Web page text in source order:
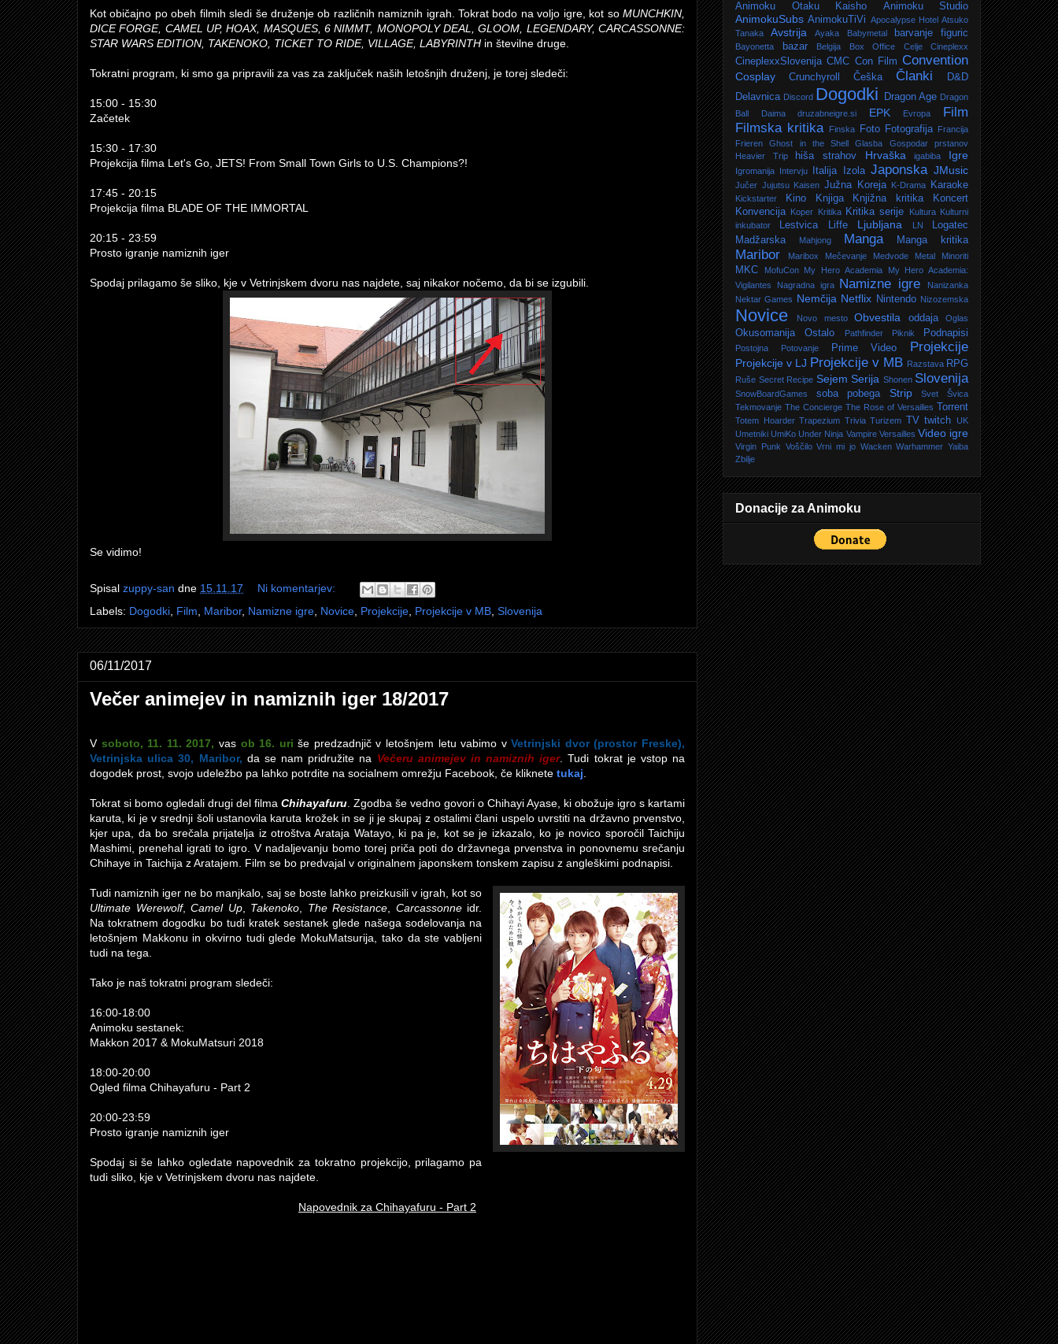
Kot običajno po obeh filmih sledi še druženje ob različnih namiznih igrah. Tokrat bodo na voljo igre, kot so MUNCHKIN,
DICE FORGE, CAMEL UP, HOAX, MASQUES, 6 NIMMT, MONOPOLY DEAL, GLOOM, LEGENDARY, CARCASSONNE:
STAR WARS EDITION, TAKENOKO, TICKET TO RIDE, VILLAGE, LABYRINTH in številne druge.
Tokratni program, ki smo ga pripravili za vas za zaključek naših letošnjih druženj, je torej sledeči:
15:00 - 15:30
Začetek
15:30 - 17:30
Projekcija filma Let's Go, JETS! From Small Town Girls to U.S. Champions?!
17:45 - 20:15
Projekcija filma BLADE OF THE IMMORTAL
20:15 - 23:59
Prosto igranje namiznih iger
Spodaj prilagamo še sliko, kje v Vetrinjskem dvoru nas najdete, saj nikakor nočemo, da bi se izgubili.
Se vidimo!
Spisal zuppy-san dne 15.11.17
Ni komentarjev:
Labels: Dogodki Film Maribor, Namizne igre Novice Projekcije Projekcije v MB Slovenija
06/11/2017
Večer animejev in namiznih iger 18/2017
V soboto, 11. 11. 2017, vas ob 16. uri še predzadnjič v letošnjem letu vabimo vVetrinjski dvor (prostor Freske),
Vetrinjska ulica 30, Maribor, da se nam pridružite na Večeru animejev in namiznih iger. Tudi tokrat je vstop na
dogodek prost, svojo udeležbo pa lahko potrdite na socialnem omrežju Facebook, če kliknete tukaj
Tokrat si bomo ogledali drugi del filma Chihayafuru . Zgodba še vedno govori o Chihayi Ayase, ki obožuje igro s kartami
karuta, ki je v srednji šoli ustanovila karuta krožek in se ji je skupaj z ostalimi člani uspelo uvrstiti na državno prvenstvo,
kjer upa, da bo srečala prijatelja iz otroštva Arataja Watayo, ki pa je, kot se je izkazalo, ko je novico sporočil Taichiju
Mashimi, prenehal igrati to igro. V nadaljevanju bomo torej priča poti do državnega prvenstva in ponovnemu srečanju
Chihaye in Taichija z Aratajem. Film se bo predvajal v originalnem japonskem tonskem zapisu z angleškimi podnapisi.
Tudi namiznih iger ne bo manjkalo, saj se boste lahko preizkusili v igrah, kot so
Ultimate Werewolf, Camel Up, Takenoko The Resistance Carcassonneidr.
Na tokratnem dogodku bo tudi kratek sestanek glede našega sodelovanja na
letošnjem Makkonu in okvirno tudi glede MokuMatsurija, tako da ste vabljeni
tudi na tega.
Tako je naš tokratni program sledeči:
16:00-18:00
Animoku sestanek:
Makkon 2017 & MokuMatsuri 2018
18:00-20:00
Ogled filma Chihayafuru - Part 2
20:00-23:59
Prosto igranje namiznih iger
Spodaj si še lahko ogledate napovednik za tokratno projekcijo, prilagamo pa
tudi sliko, kje v Vetrinjskem dvoru nas najdete.
Napovednik za Chihayafuru - Part 2
Animoku Otaku Kaisho Animoku Studio
AnimokuSubs AnimokuTiVi Apocalypse Hotel Atsuko
Tanaka
Avstrija Ayaka Babymetal barvanje figuric
Bayonetta bazar Belgija Box Office Celje Cineplexx
CineplexxSlovenija CMC Con Film Convention
Cosplay Crunchyroll Češka Članki
D&D
Delavnica Discord Dogodki Dragon Age Dragon
Ball Daima
druzabneigre.si EPK Evropa
Film
Filmska kritika
Finska Foto Fotografija Francija
Frieren
Ghost in the Shell Glasba
Gospodar prstanov
Heavier Trip
hiša strahov Hrvaška igabiba Igre
Igromanija Intervju Italija Izola Japonska JMusic
Jučer Jujutsu Kaisen Južna Koreja K-Drama Karaoke
Kickstarter Kino Knjiga Knjižna kritika
Koncert
Konvencija Koper Kritika Kritika serije Kultura Kulturni
inkubator
Lestvica Liffe Ljubljana LN
Logatec
Madžarska
Mahjong Manga Manga kritika
Maribor Maribox Mečevanje Medvode Metal Minoriti
MKC MofuCon My Hero Academia
My Hero Academia:
Vigilantes
Nagradna igra Namizne igre
Nanizanka
Nektar Games Nemčija Netflix Nintendo Nizozemska
Novice Novo mesto Obvestila oddaja Oglas
Okusomanija Ostalo Pathfinder Piknik Podnapisi
Postojna Potovanje Prime Video Projekcije
Projekcije v LJ Projekcije v MB Razstava RPG
Ruše Secret Recipe Sejem Serija Shonen Slovenija
SnowBoardGames soba pobega Strip Svet
Švica
Tekmovanje The Concierge The Rose of Versailles Torrent
Totem Hoarder Trapezium Trivia Turizem TV twitch UK
Umetniki UmiKo Under Ninja Vampire Versailles Video igre
Virgin Punk Voščilo Vrni mi jo Wacken Warhammer Yaiba
Zbilje
Donacije za Animoku